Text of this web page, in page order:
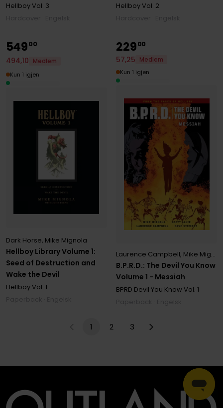
HellboyVol. 3
HellboyVol. 2
Hellboy Library Volume 1:
Seed of Destruction and
Wake the Devil
Dark Horse, Mike Mignola
HellboyVol. 1
54900
494,10
Medlem
Kun 1 igjen
B.P.R.D.: The Devil You Know
Volume 1 - Messiah
Laurence Campbell, Mike Mignola
BPRD Devil You Know Vol. 1
22900
57,25
Medlem
Kun 1 igjen
1 2 3